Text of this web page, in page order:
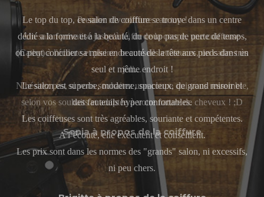
Le top du top, ce salon de coiffure se trouve dans un centre
dédié a la forme et a la beauté, du coup pas de perte de temps,
on peut concilier sa mise en beauté de la tête aux pieds dans un
seul et même endroit !
Le salon est superbe, moderne, spacieux, de grand miroir et
des fauteuils hyper confortables.
Les coiffeuses sont très agréables, souriante et compétentes.
A l’écoute, elle exécutent et conseillent.
Les prix sont dans les normes des "grands" salon, ni excessifs,
ni peu chers.